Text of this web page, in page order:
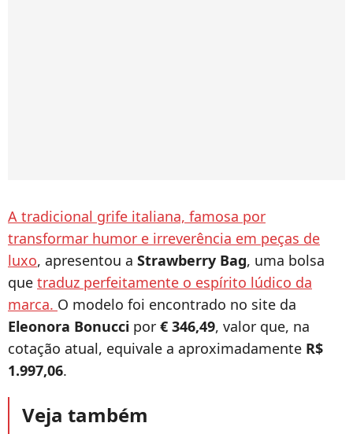
A tradicional grife italiana, famosa por
transformar humor e irreverência em peças de
luxo, apresentou a Strawberry Bag, uma bolsa
que traduz perfeitamente o espírito lúdico da
marca. O modelo foi encontrado no site da
Eleonora Bonucci por € 346,49, valor que, na
cotação atual, equivale a aproximadamente R$
1.997,06.
Veja também